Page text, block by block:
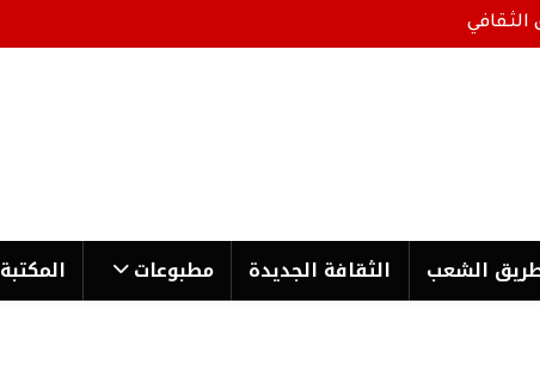
الثقافي
الشعب الثقافة الجدیدة مطبوعات المكتبة